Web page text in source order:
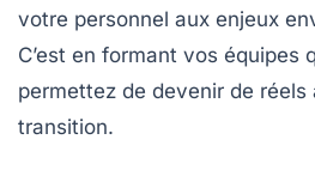
votre personnel aux enjeux
C’est en formant vos équipes
permettez de devenir de
transition.